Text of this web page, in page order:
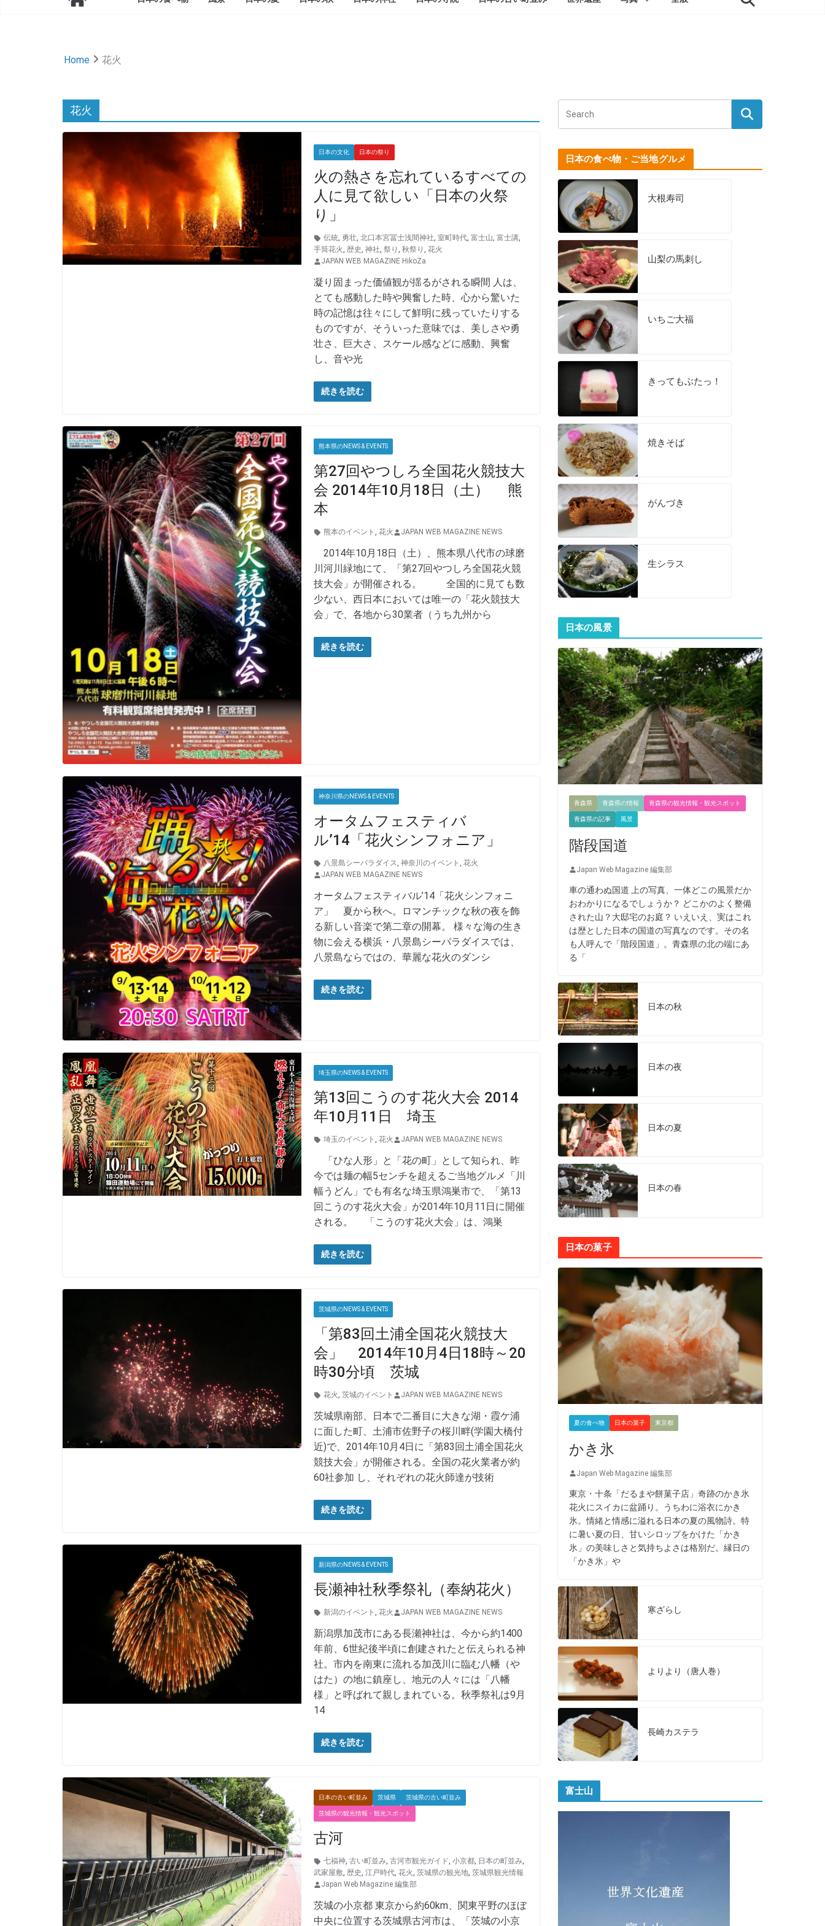
Home 花火
花火
日本の文化 日本の祭り
火の熱さを忘れているすべての
人に見て欲しい「日本の火祭
り」
伝統, 勇壮, 北口本宮冨士浅間神社, 室町時代, 富士山, 富士講,
手筒花火, 歴史, 神社, 祭り , 秋祭り , 花火
JAPAN WEB MAGAZINE HikoZa
凝り固まった価値観が揺るがされる瞬間 人は、
とても感動した時や興奮した時、心から驚いた
時の記憶は往々にして鮮明に残っていたりする
ものですが、そういった意味では、美しさや勇
壮さ、巨大さ、スケール感などに感動、興奮
し、音や光
続きを読む
熊本県のNEWS & EVENTS
第27回やつしろ全国花火競技大
会 2014年10月18日（土） 熊
本
熊本のイベント , 花火 JAPAN WEB MAGAZINE NEWS
2014年10月18日（土）、熊本県八代市の球磨
川河川緑地にて、「第27回やつしろ全国花火競
技大会」が開催される。 全国的に見ても数
少ない、西日本においては唯一の「花火競技大
会」で、各地から30業者（うち九州から
続きを読む
神奈川県のNEWS & EVENTS
オータムフェスティバ
ル’14「花火シンフォニア」
八景島シーパラダイス, 神奈川のイベント , 花火
JAPAN WEB MAGAZINE NEWS
オータムフェスティバル’14「花火シンフォニ
ア」 夏から秋へ。ロマンチックな秋の夜を飾
る新しい音楽で第二章の開幕。 様々な海の生き
物に会える横浜・八景島シーパラダイスでは、
八景島ならではの、華麗な花火のダンシ
続きを読む
埼玉県のNEWS & EVENTS
第13回こうのす花火大会 2014
年10月11日 埼玉
埼玉のイベント , 花火 JAPAN WEB MAGAZINE NEWS
「ひな人形」と「花の町」として知られ、昨
今では麺の幅5センチを超えるご当地グルメ「川
幅うどん」でも有名な埼玉県鴻巣市で、「第13
回こうのす花火大会」が2014年10月11日に開催
される。 「こうのす花火大会」は、鴻巣
続きを読む
茨城県のNEWS & EVENTS
「第83回土浦全国花火競技大
会」 2014年10月4日18時～20
時30分頃 茨城
花火, 茨城のイベント JAPAN WEB MAGAZINE NEWS
茨城県南部、日本で二番目に大きな湖・霞ケ浦
に面した町、土浦市佐野子の桜川畔(学園大橋付
近)で、2014年10月4日に「第83回土浦全国花火
競技大会」が開催される。全国の花火業者が約
60社参加 し、それぞれの花火師達が技術
続きを読む
新潟県のNEWS & EVENTS
長瀬神社秋季祭礼（奉納花火）
新潟のイベント , 花火 JAPAN WEB MAGAZINE NEWS
新潟県加茂市にある長瀬神社は、今から約1400
年前、6世紀後半頃に創建されたと伝えられる神
社。市内を南東に流れる加茂川に臨む八幡（や
はた）の地に鎮座し、地元の人々には「八幡
様」と呼ばれて親しまれている。秋季祭礼は9月
14
続きを読む
日本の古い町並み 茨城県 茨城県の古い町並み
茨城県の観光情報・観光スポット
古河
七福神, 古い町並み, 古河市観光ガイド, 小京都, 日本の町並み,
武家屋敷, 歴史, 江戸時代, 花火, 茨城県の観光地, 茨城県観光情報
Japan Web Magazine 編集部
茨城の小京都 東京から約60km、関東平野のほぼ
中央に位置する茨城県古河市は、「茨城の小京
日本の食べ物・ご当地グルメ
大根寿司
山梨の馬刺し
いちご大福
きってもぶたっ！
焼きそば
がんづき
生シラス
日本の風景
青森県 青森県の情報 青森県の観光情報・観光スポット
青森県の記事 風景
階段国道
Japan Web Magazine 編集部
車の通わぬ国道 上の写真、一体どこの風景だか
おわかりになるでしょうか？ どこかのよく整備
された山？大邸宅のお庭？ いえいえ、実はこれ
は歴とした日本の国道の写真なのです。その名
も人呼んで「階段国道」。青森県の北の端にあ
る「
日本の秋
日本の夜
日本の夏
日本の春
日本の菓子
夏の食べ物 日本の菓子 東京都
かき氷
Japan Web Magazine 編集部
東京・十条「だるまや餅菓子店」奇跡のかき氷
花火にスイカに盆踊り。うちわに浴衣にかき
氷。情緒と情感に溢れる日本の夏の風物詩。特
に暑い夏の日、甘いシロップをかけた「かき
氷」の美味しさと気持ちよさは格別だ。縁日の
「かき氷」や
寒ざらし
よりより（唐人巻）
長崎カステラ
富士山